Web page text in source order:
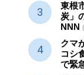
東根
炭」
NNN
クマ
コシ
で緊